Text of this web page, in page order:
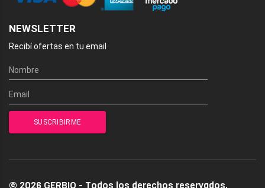
NEWSLETTER
Recibí ofertas en tu email
© 2026 GERBIO - Todos los derechos reservados.